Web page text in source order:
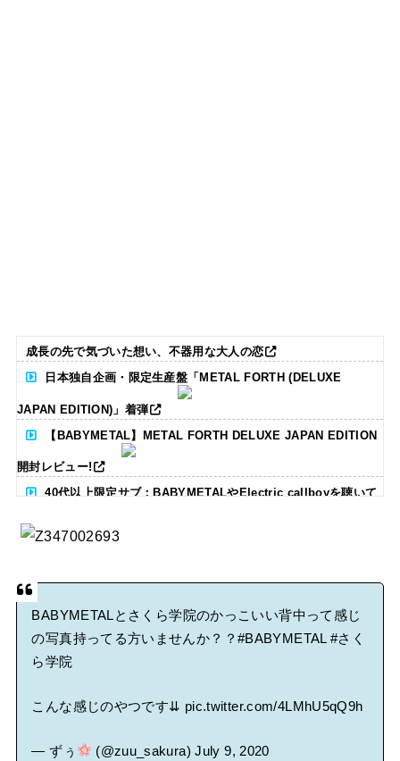
成長の先で気づいた想い、不器用な大人の恋
日本独自企画・限定生産盤「METAL FORTH (DELUXE
JAPAN EDITION)」着弾
【BABYMETAL】METAL FORTH DELUXE JAPAN EDITION
開封レビュー!
40代以上限定サブ：BABYMETALやElectric callboyを聴いて
る人いる？ 【海外の反応】
BABYMETALとさくら学院のかっこいい背中って感じ
の写真持ってる方いませんか？？ #BABYMETAL #さく
ら学院
こんな感じのやつです⇊ pic.twitter.com/4LMhU5qQ9h
— ずぅ (@zuu_sakura)July 9, 2020